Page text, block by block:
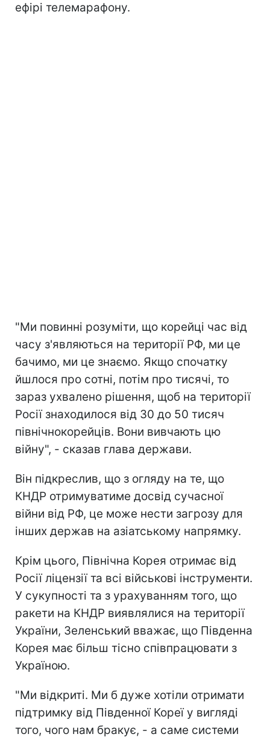
ефірі телемарафону.
"Ми повинні розуміти, що корейці час від
часу з'являються на території РФ, ми це
бачимо, ми це знаємо. Якщо спочатку
йшлося про сотні, потім про тисячі, то
зараз ухвалено рішення, щоб на території
Росії знаходилося від 30 до 50 тисяч
північнокорейців. Вони вивчають цю
війну", - сказав глава держави.
Він підкреслив, що з огляду на те, що
КНДР отримуватиме досвід сучасної
війни від РФ, це може нести загрозу для
інших держав на азіатському напрямку.
Крім цього, Північна Корея отримає від
Росії ліцензії та всі військові інструменти.
У сукупності та з урахуванням того, що
ракети на КНДР виявлялися на території
України, Зеленський вважає, що Південна
Корея має більш тісно співпрацювати з
Україною.
"Ми відкриті. Ми б дуже хотіли отримати
підтримку від Південної Кореї у вигляді
того, чого нам бракує, - а саме системи